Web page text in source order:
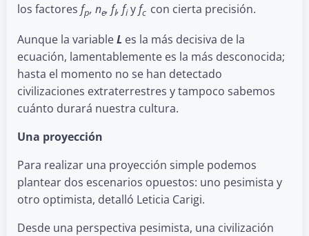
los factores fp, ne, fl, fiyfc con cierta precisión.
Aunque la variableL es la más decisiva de la
ecuación, lamentablemente es la más desconocida;
hasta el momento no se han detectado
civilizaciones extraterrestres y tampoco sabemos
cuánto durará nuestra cultura.
Una proyección
Para realizar una proyección simple podemos
plantear dos escenarios opuestos: uno pesimista y
otro optimista, detalló Leticia Carigi.
Desde una perspectiva pesimista, una civilización